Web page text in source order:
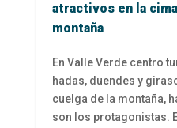
atractivos en la
montaña
En Valle Verde centro
hadas, duendes y
cuelga de la montaña,
son los protagonistas.